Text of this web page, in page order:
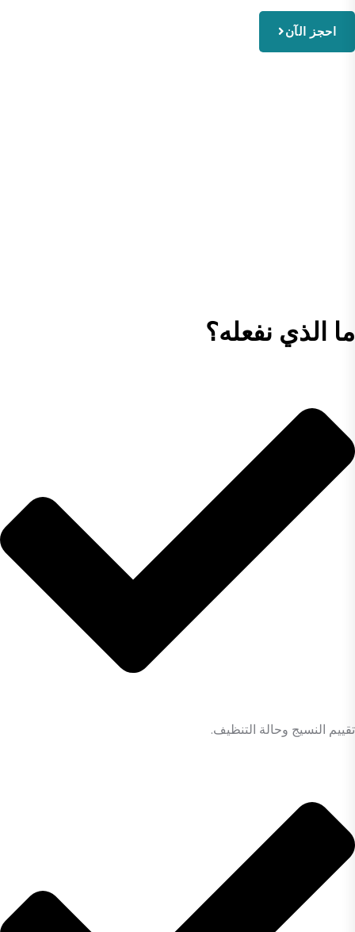
احجز الآن
ما الذي نفعله؟
تقييم النسيج وحالة التنظيف.